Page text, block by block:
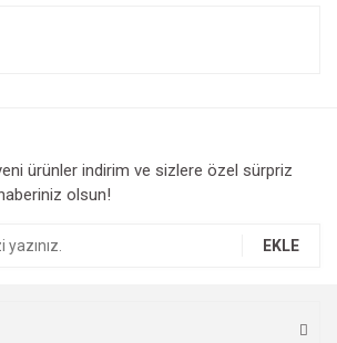
ürünler indirim ve sizlere özel sürpriz
olsun!
EKLE